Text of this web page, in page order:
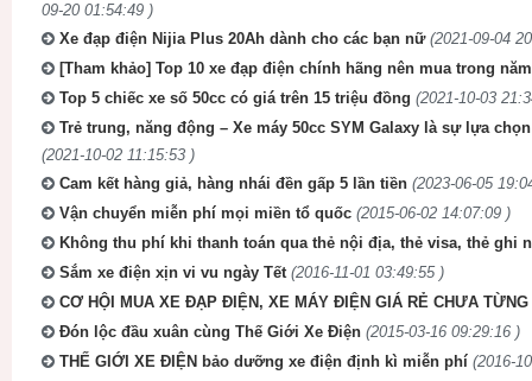
09-20 01:54:49 )
Xe đạp điện Nijia Plus 20Ah dành cho các bạn nữ (2021-09-04
[Tham khảo] Top 10 xe đạp điện chính hãng nên mua trong
Top 5 chiếc xe số 50cc có giá trên 15 triệu đồng (2021-10-03
Trẻ trung, năng động – Xe máy 50cc SYM Galaxy là sự lựa
(2021-10-02 11:15:53 )
Cam kết hàng giả, hàng nhái đền gấp 5 lần tiền (2023-06-05
Vận chuyển miễn phí mọi miền tổ quốc (2015-06-02 14:07:09 )
Không thu phí khi thanh toán qua thẻ nội địa, thẻ visa, thẻ ghi
Sắm xe điện xịn vi vu ngày Tết (2016-11-01 03:49:55 )
CƠ HỘI MUA XE ĐẠP ĐIỆN, XE MÁY ĐIỆN GIÁ RẺ CHƯA TỪNG
Đón lộc đầu xuân cùng Thế Giới Xe Điện (2015-03-16 09:29:16 )
THẾ GIỚI XE ĐIỆN bảo dưỡng xe điện định kì miễn phí (2016-